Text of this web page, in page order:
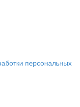
персональных